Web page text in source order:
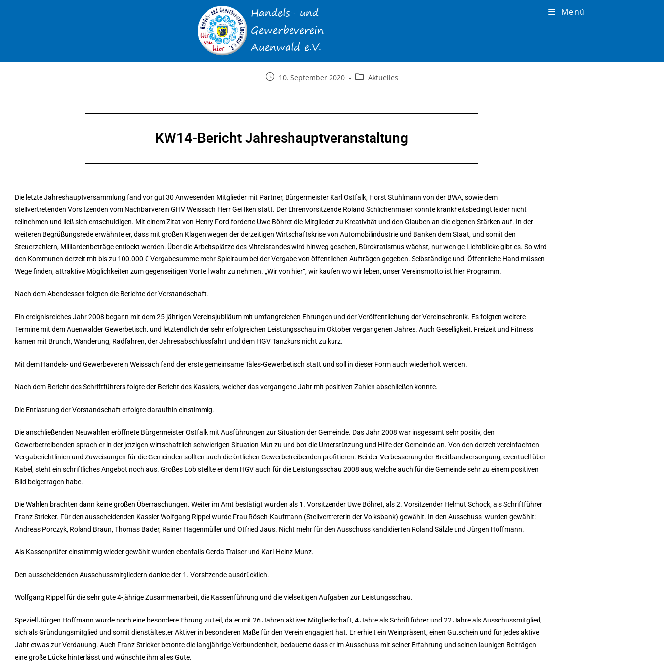
Menü
10. September 2020 Aktuelles
KW14-Bericht Jahreshauptveranstaltung
Die letzte Jahreshauptversammlung fand vor gut 30 Anwesenden Mitglieder mit Partner, Bürgermeister Karl Ostfalk, Horst Stuhlmann von der BWA, sowie dem
stellvertretenden Vorsitzenden vom Nachbarverein GHV Weissach Herr Geffken statt. Der Ehrenvorsitzende Roland Schlichenmaier konnte krankheitsbedingt leider nicht
teilnehmen und ließ sich entschuldigen. Mit einem Zitat von Henry Ford forderte Uwe Böhret die Mitglieder zu Kreativität und den Glauben an die eigenen Stärken auf. In der
weiteren Begrüßungsrede erwähnte er, dass mit großen Klagen wegen der derzeitigen Wirtschaftskrise von Automobilindustrie und Banken dem Staat, und somit den
Steuerzahlern, Milliardenbeträge entlockt werden. Über die Arbeitsplätze des Mittelstandes wird hinweg gesehen, Bürokratismus wächst, nur wenige Lichtblicke gibt es. So wird
den Kommunen derzeit mit bis zu 100.000 € Vergabesumme mehr Spielraum bei der Vergabe von öffentlichen Aufträgen gegeben. Selbständige und Öffentliche Hand müssen
Wege finden, attraktive Möglichkeiten zum gegenseitigen Vorteil wahr zu nehmen. „Wir von hier“, wir kaufen wo wir leben, unser Vereinsmotto ist hier Programm.
Nach dem Abendessen folgten die Berichte der Vorstandschaft.
Ein ereignisreiches Jahr 2008 begann mit dem 25-jährigen Vereinsjubiläum mit umfangreichen Ehrungen und der Veröffentlichung der Vereinschronik. Es folgten weitere
Termine mit dem Auenwalder Gewerbetisch, und letztendlich der sehr erfolgreichen Leistungsschau im Oktober vergangenen Jahres. Auch Geselligkeit, Freizeit und Fitness
kamen mit Brunch, Wanderung, Radfahren, der Jahresabschlussfahrt und dem HGV Tanzkurs nicht zu kurz.
Mit dem Handels- und Gewerbeverein Weissach fand der erste gemeinsame Täles-Gewerbetisch statt und soll in dieser Form auch wiederholt werden.
Nach dem Bericht des Schriftführers folgte der Bericht des Kassiers, welcher das vergangene Jahr mit positiven Zahlen abschließen konnte.
Die Entlastung der Vorstandschaft erfolgte daraufhin einstimmig.
Die anschließenden Neuwahlen eröffnete Bürgermeister Ostfalk mit Ausführungen zur Situation der Gemeinde. Das Jahr 2008 war insgesamt sehr positiv, den
Gewerbetreibenden sprach er in der jetzigen wirtschaftlich schwierigen Situation Mut zu und bot die Unterstützung und Hilfe der Gemeinde an. Von den derzeit vereinfachten
Vergaberichtlinien und Zuweisungen für die Gemeinden sollten auch die örtlichen Gewerbetreibenden profitieren. Bei der Verbesserung der Breitbandversorgung, eventuell über
Kabel, steht ein schriftliches Angebot noch aus. Großes Lob stellte er dem HGV auch für die Leistungsschau 2008 aus, welche auch für die Gemeinde sehr zu einem positiven
Bild beigetragen habe.
Die Wahlen brachten dann keine großen Überraschungen. Weiter im Amt bestätigt wurden als 1. Vorsitzender Uwe Böhret, als 2. Vorsitzender Helmut Schock, als Schriftführer
Franz Stricker. Für den ausscheidenden Kassier Wolfgang Rippel wurde Frau Rösch-Kaufmann (Stellvertreterin der Volksbank) gewählt. In den Ausschuss wurden gewählt:
Andreas Porczyk, Roland Braun, Thomas Bader, Rainer Hagenmüller und Otfried Jaus. Nicht mehr für den Ausschuss kandidierten Roland Sälzle und Jürgen Hoffmann.
Als Kassenprüfer einstimmig wieder gewählt wurden ebenfalls Gerda Traiser und Karl-Heinz Munz.
Den ausscheidenden Ausschussmitgliedern dankte der 1. Vorsitzende ausdrücklich.
Wolfgang Rippel für die sehr gute 4-jährige Zusammenarbeit, die Kassenführung und die vielseitigen Aufgaben zur Leistungsschau.
Speziell Jürgen Hoffmann wurde noch eine besondere Ehrung zu teil, da er mit 26 Jahren aktiver Mitgliedschaft, 4 Jahre als Schriftführer und 22 Jahre als Ausschussmitglied,
sich als Gründungsmitglied und somit dienstältester Aktiver in besonderen Maße für den Verein engagiert hat. Er erhielt ein Weinpräsent, einen Gutschein und für jedes aktive
Jahr etwas zur Verdauung. Auch Franz Stricker betonte die langjährige Verbundenheit, bedauerte dass er im Ausschuss mit seiner Erfahrung und seinen launigen Beiträgen
eine große Lücke hinterlässt und wünschte ihm alles Gute.